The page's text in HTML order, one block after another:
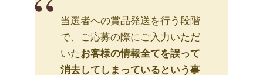
当選者への賞品発送を行う段階
で、ご応募の際にご入力いただ
いたお客様の情報全てを誤って
消去してしまっているという事